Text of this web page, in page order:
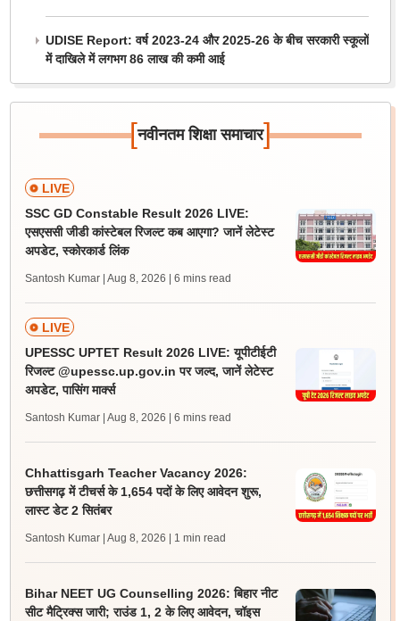
UDISE Report: वर्ष 2023-24 और 2025-26 के बीच सरकारी स्कूलों
में दाखिले में लगभग 86 लाख की कमी आई
[नवीनतम शिक्षा समाचार]
LIVE
SSC GD Constable Result 2026 LIVE:
एसएससी जीडी कांस्टेबल रिजल्ट कब आएगा? जानें लेटेस्ट
अपडेट, स्कोरकार्ड लिंक
Santosh Kumar | Aug 8, 2026 | 6 mins read
LIVE
UPESSC UPTET Result 2026 LIVE: यूपीटीईटी
रिजल्ट @upessc.up.gov.in पर जल्द, जानें लेटेस्ट
अपडेट, पासिंग मार्क्स
Santosh Kumar | Aug 8, 2026 | 6 mins read
Chhattisgarh Teacher Vacancy 2026:
छत्तीसगढ़ में टीचर्स के 1,654 पदों के लिए आवेदन शुरू,
लास्ट डेट 2 सितंबर
Santosh Kumar | Aug 8, 2026 | 1 min read
Bihar NEET UG Counselling 2026: बिहार नीट
सीट मैट्रिक्स जारी; राउंड 1, 2 के लिए आवेदन, चॉइस